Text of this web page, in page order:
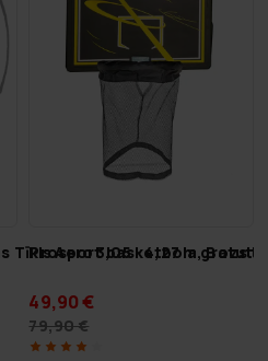
Tīkls Aero 3,05 - 4,27 m,
Prosport basketbola grozs
49,90 €
79,90 €